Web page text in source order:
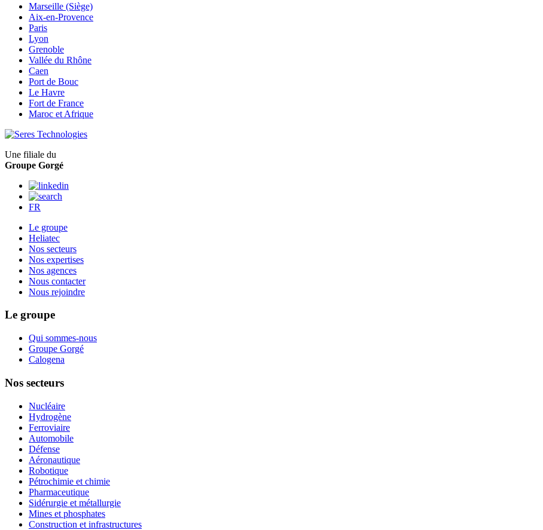
Marseille (Siège)
Aix-en-Provence
Paris
Lyon
Grenoble
Vallée du Rhône
Caen
Port de Bouc
Le Havre
Fort de France
Maroc et Afrique
Une filiale du
Groupe Gorgé
FR
Le groupe
Heliatec
Nos secteurs
Nos expertises
Nos agences
Nous contacter
Nous rejoindre
Le groupe
Qui sommes-nous
Groupe Gorgé
Calogena
Nos secteurs
Nucléaire
Hydrogène
Ferroviaire
Automobile
Défense
Aéronautique
Robotique
Pétrochimie et chimie
Pharmaceutique
Sidérurgie et métallurgie
Mines et phosphates
Construction et infrastructures